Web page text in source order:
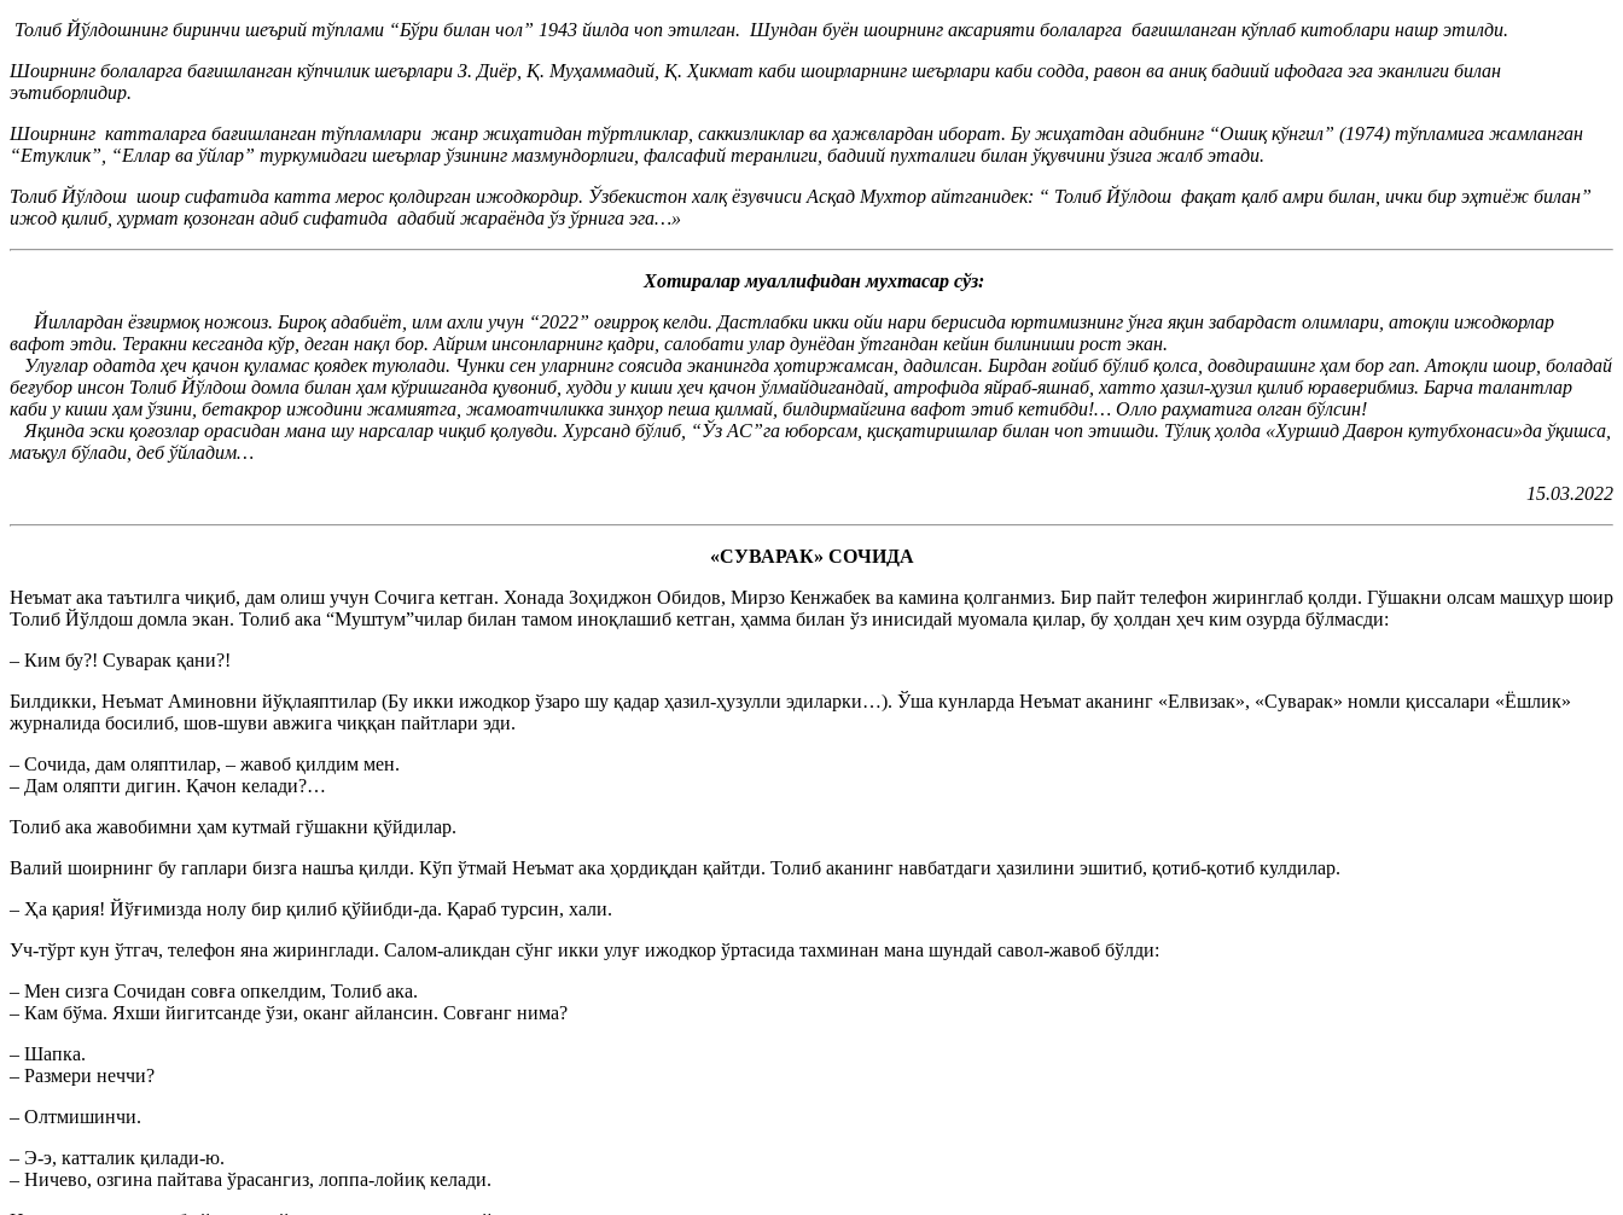
Толиб Йўлдошнинг биринчи шеърий тўплами “Бўри билан чол” 1943 йилда чоп этилган. Шундан буён шоирнинг аксарияти болаларга бағишланган кўплаб китоблари нашр этилди.
Шоирнинг болаларга бағишланган кўпчилик шеърлари З. Диёр, Қ. Муҳаммадий, Қ. Ҳикмат каби шоирларнинг шеърлари каби содда, равон ва аниқ бадиий ифодага эга эканлиги билан
эътиборлидир.
Шоирнинг катталарга бағишланган тўпламлари жанр жиҳатидан тўртликлар, саккизликлар ва ҳажвлардан иборат. Бу жиҳатдан адибнинг “Ошиқ кўнгил” (1974) тўпламига жамланган
“Етуклик”, “Еллар ва ўйлар” туркумидаги шеърлар ўзининг мазмундорлиги, фалсафий теранлиги, бадиий пухталиги билан ўқувчини ўзига жалб этади.
Толиб Йўлдош шоир сифатида катта мерос қолдирган ижодкордир. Ўзбекистон халқ ёзувчиси Асқад Мухтор айтганидек: “ Толиб Йўлдош фақат қалб амри билан, ички бир эҳтиёж билан”
ижод қилиб, ҳурмат қозонган адиб сифатида адабий жараёнда ўз ўрнига эга…»
Хотиралар муаллифидан мухтасар сўз:
Йиллардан ёзғирмоқ ножоиз. Бироқ адабиёт, илм ахли учун “2022” оғирроқ келди. Дастлабки икки ойи нари берисида юртимизнинг ўнга яқин забардаст олимлари, атоқли ижодкорлар
вафот этди. Теракни кесганда кўр, деган нақл бор. Айрим инсонларнинг қадри, салобати улар дунёдан ўтгандан кейин билиниши рост экан.
Улуғлар одатда ҳеч қачон қуламас қоядек туюлади. Чунки сен уларнинг соясида эканингда ҳотиржамсан, дадилсан. Бирдан ғойиб бўлиб қолса, довдирашинг ҳам бор гап. Атоқли шоир, боладай
беғубор инсон Толиб Йўлдош домла билан ҳам кўришганда қувониб, худди у киши ҳеч қачон ўлмайдигандай, атрофида яйраб-яшнаб, хатто ҳазил-ҳузил қилиб юраверибмиз. Барча талантлар
каби у киши ҳам ўзини, бетакрор ижодини жамиятга, жамоатчиликка зинҳор пеша қилмай, билдирмайгина вафот этиб кетибди!… Олло раҳматига олган бўлсин!
Яқинда эски қоғозлар орасидан мана шу нарсалар чиқиб қолувди. Хурсанд бўлиб, “Ўз АС”га юборсам, қисқатиришлар билан чоп этишди. Тўлиқ ҳолда «Хуршид Даврон кутубхонаси»да ўқишса,
маъқул бўлади, деб ўйладим…
15.03.2022
«СУВАРАК» СОЧИДА
Неъмат ака таътилга чиқиб, дам олиш учун Сочига кетган. Хонада Зоҳиджон Обидов, Мирзо Кенжабек ва камина қолганмиз. Бир пайт телефон жиринглаб қолди. Гўшакни олсам машҳур шоир
Толиб Йўлдош домла экан. Толиб ака “Муштум”чилар билан тамом иноқлашиб кетган, ҳамма билан ўз инисидай муомала қилар, бу ҳолдан ҳеч ким озурда бўлмасди:
– Ким бу?! Суварак қани?!
Билдикки, Неъмат Аминовни йўқлаяптилар (Бу икки ижодкор ўзаро шу қадар ҳазил-ҳузулли эдиларки…). Ўша кунларда Неъмат аканинг «Елвизак», «Суварак» номли қиссалари «Ёшлик»
журналида босилиб, шов-шуви авжига чиққан пайтлари эди.
– Сочида, дам оляптилар, – жавоб қилдим мен.
– Дам оляпти дигин. Қачон келади?…
Толиб ака жавобимни ҳам кутмай гўшакни қўйдилар.
Валий шоирнинг бу гаплари бизга нашъа қилди. Кўп ўтмай Неъмат ака ҳордиқдан қайтди. Толиб аканинг навбатдаги ҳазилини эшитиб, қотиб-қотиб кулдилар.
– Ҳа қария! Йўғимизда нолу бир қилиб қўйибди-да. Қараб турсин, хали.
Уч-тўрт кун ўтгач, телефон яна жиринглади. Салом-аликдан сўнг икки улуғ ижодкор ўртасида тахминан мана шундай савол-жавоб бўлди:
– Мен сизга Сочидан совға опкелдим, Толиб ака.
– Кам бўма. Яхши йигитсанде ўзи, оканг айлансин. Совғанг нима?
– Шапка.
– Размери неччи?
– Олтмишинчи.
– Э-э, катталик қилади-ю.
– Ничево, озгина пайтава ўрасангиз, лоппа-лойиқ келади.